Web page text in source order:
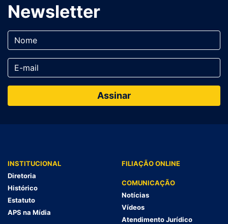
Newsletter
INSTITUCIONAL
Diretoria
Histórico
Estatuto
APS na Mídia
FILIAÇÃO ONLINE
COMUNICAÇÃO
Notícias
Vídeos
Atendimento Jurídico